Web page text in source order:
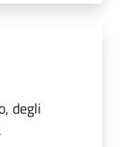
degli